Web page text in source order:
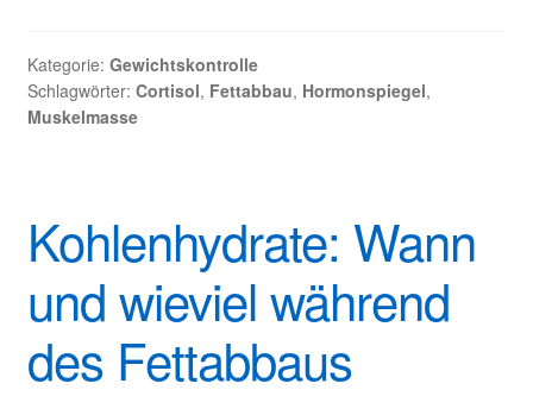
Kategorie: Gewichtskontrolle
Schlagwörter: Cortisol, Fettabbau, Hormonspiegel,
Muskelmasse
Kohlenhydrate: Wann
und wieviel während
des Fettabbaus